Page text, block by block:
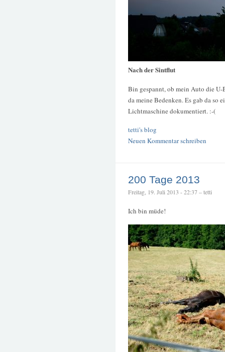
Nach der Sintflut
Bin gespannt, ob mein Auto die
da meine Bedenken. Es gab da so
Lichtmaschine dokumentiert. :-(
tetti's blog
Neuen Kommentar schreiben
200 Tage 2013
Freitag, 19. Juli 2013 - 22:37 – tetti
Ich bin müde!